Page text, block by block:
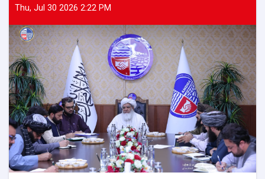
Thu, Jul 30 2026 2:22 PM